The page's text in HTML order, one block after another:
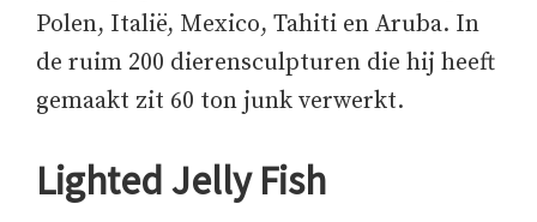
Polen, Italië, Mexico, Tahiti en Aruba. In
de ruim 200 dierensculpturen die hij heeft
gemaakt zit 60 ton junk verwerkt.
Lighted Jelly Fish